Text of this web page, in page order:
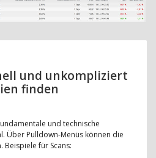
und unkompliziert
finden
und technische
Über Pulldown-Menüs können die
Beispiele für Scans: